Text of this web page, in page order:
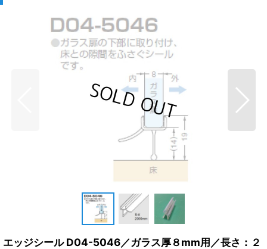
エッジシール D04-5046／ガラス厚８mm用／長さ：２